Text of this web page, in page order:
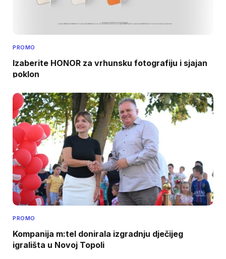
PROMO
Izaberite HONOR za vrhunsku fotografiju i sjajan
poklon
PROMO
Kompanija m:tel donirala izgradnju dječijeg
igrališta u Novoj Topoli